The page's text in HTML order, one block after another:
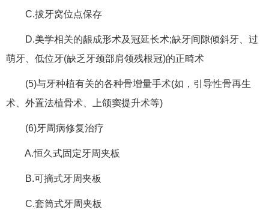
C.拔牙窝位点保存
D.美学相关的龈成形术及冠延长术;缺牙间隙倾斜牙、过
萌牙、低位牙(缺乏牙颈部肩领残根冠)的正畸术
(5)与牙种植有关的各种骨增量手术(如，引导性骨再生
术、外置法植骨术、上颌窦提升术等)
(6)牙周病修复治疗
A.恒久式固定牙周夹板
B.可摘式牙周夹板
C.套筒式牙周夹板